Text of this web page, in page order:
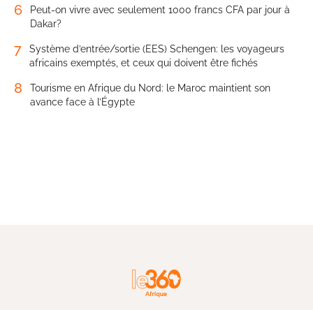
6
Peut-on vivre avec seulement 1000 francs CFA par jour à
Dakar?
7
Système d’entrée/sortie (EES) Schengen: les voyageurs
africains exemptés, et ceux qui doivent être fichés
8
Tourisme en Afrique du Nord: le Maroc maintient son
avance face à l’Égypte